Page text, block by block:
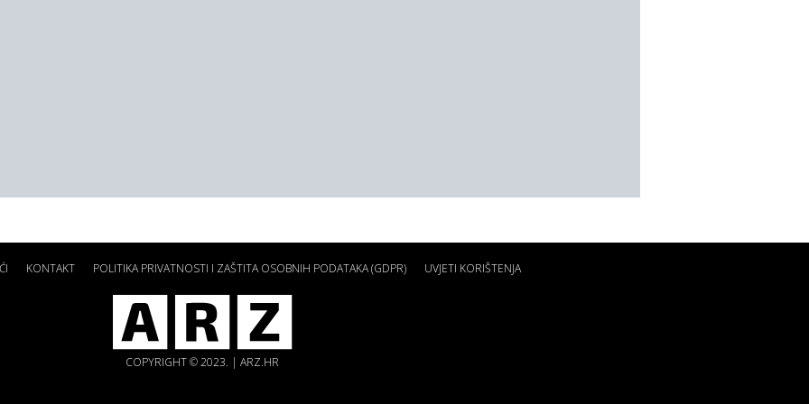
KONTAKT POLITIKA PRIVATNOSTI I ZAŠTITA OSOBNIH PODATAKA (GDPR) UVJETI KORIŠTENJA
COPYRIGHT © 2023. | ARZ.HR